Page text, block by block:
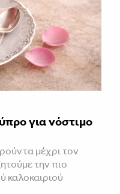
για νόστιμο
μέχρι τον
την πιο
καλοκαιριού